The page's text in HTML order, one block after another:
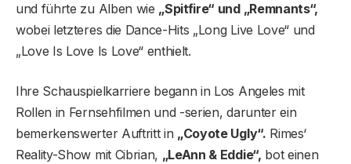
und führte zu Alben wie „Spitfire“ und „Remnants“,
wobei letzteres die Dance-Hits „Long Live Love“ und
„Love Is Love Is Love“ enthielt.
Ihre Schauspielkarriere begann in Los Angeles mit
Rollen in Fernsehfilmen und -serien, darunter ein
bemerkenswerter Auftritt in „Coyote Ugly“. Rimes‘
Reality-Show mit Cibrian, „LeAnn & Eddie“, bot einen